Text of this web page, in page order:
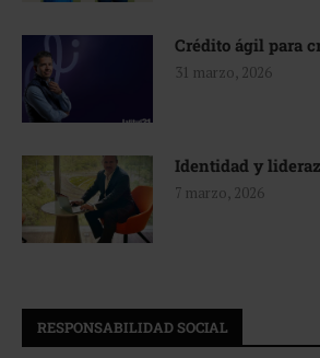
Crédito ágil para
31 marzo, 2026
Identidad y
7 marzo, 2026
RESPONSABILIDAD SOCIAL